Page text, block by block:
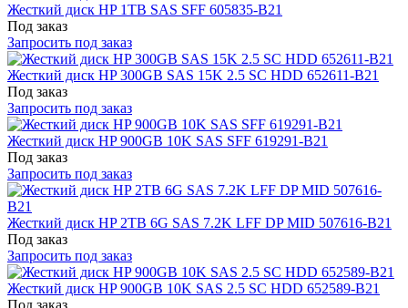
Жесткий диск HP 1TB SAS SFF 605835-B21
Под заказ
Запросить под заказ
Жесткий диск HP 300GB SAS 15K 2.5 SC HDD 652611-B21
Под заказ
Запросить под заказ
Жесткий диск HP 900GB 10K SAS SFF 619291-B21
Под заказ
Запросить под заказ
Жесткий диск HP 2TB 6G SAS 7.2K LFF DP MID 507616-B21
Под заказ
Запросить под заказ
Жесткий диск HP 900GB 10K SAS 2.5 SC HDD 652589-B21
Под заказ